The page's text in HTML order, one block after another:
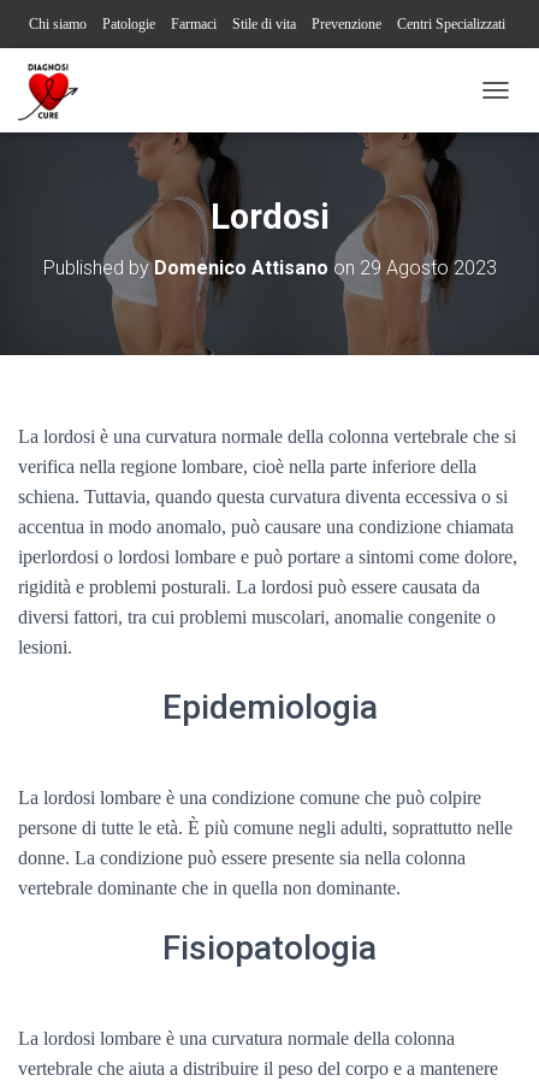
Chi siamo Patologie Farmaci Stile di vita Prevenzione Centri Specializzati
Associazioni Pazienti
A
I
T
Lordosi
Published byDomenico Attisano on 29 Agosto 2023
La lordosi è una curvatura normale della colonna vertebrale che si
verifica nella regione lombare, cioè nella parte inferiore della
schiena. Tuttavia, quando questa curvatura diventa eccessiva o si
accentua in modo anomalo, può causare una condizione chiamata
iperlordosi o lordosi lombare e può portare a sintomi come dolore,
rigidità e problemi posturali. La lordosi può essere causata da
diversi fattori, tra cui problemi muscolari, anomalie congenite o
lesioni.
Epidemiologia
La lordosi lombare è una condizione comune che può colpire
persone di tutte le età. È più comune negli adulti, soprattutto nelle
donne. La condizione può essere presente sia nella colonna
vertebrale dominante che in quella non dominante.
Fisiopatologia
La lordosi lombare è una curvatura normale della colonna
vertebrale che aiuta a distribuire il peso del corpo e a mantenere